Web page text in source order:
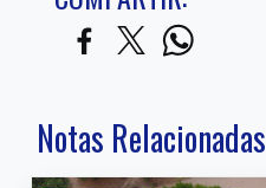
Notas Relacionadas